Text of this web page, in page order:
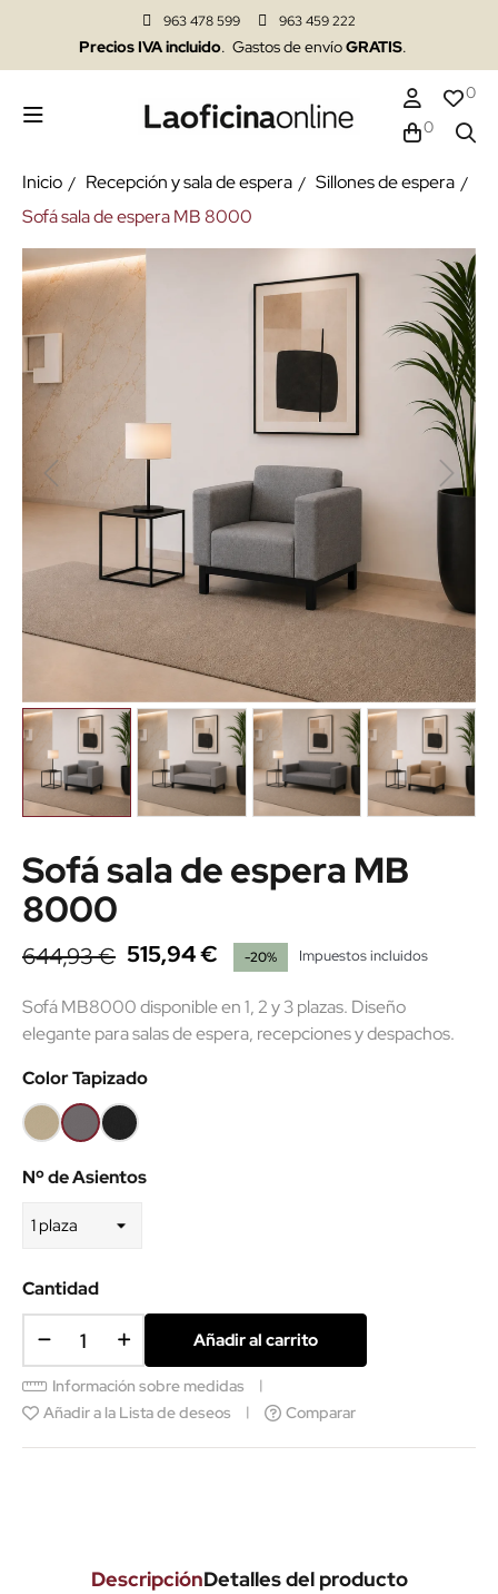
963 478 599 963 459 222
Precios IVA incluido. Gastos de envíoGRATIS.
0
0
Inicio Recepción y sala de espera
Sillones de espera
Sofá sala de espera MB 8000
Sofá sala de espera MB
8000
644,93 € 515,94 € -20% Impuestos incluidos
Sofá MB8000 disponible en 1, 2 y 3 plazas. Diseño
elegante para salas de espera, recepciones y despachos.
Color Tapizado
Polipiel
beige
Polipiel
gris
Polipiel
negra
Nº de Asientos
Cantidad
Añadir al carrito
Información sobre medidas
Añadir a la Lista de deseos
Comparar
DescripciónDetalles del producto